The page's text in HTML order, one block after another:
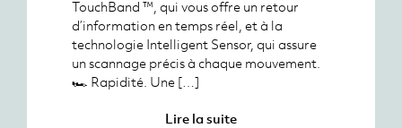
TouchBand ™, qui vous offre un retour
d’information en temps réel, et à la
technologie Intelligent Sensor, qui assure
un scannage précis à chaque mouvement.
🏎️ Rapidité. Une […]
Lire la suite